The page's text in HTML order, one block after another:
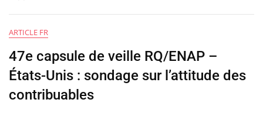
ARTICLE FR
47e capsule de veille RQ/ENAP –
États-Unis : sondage sur l’attitude des
contribuables